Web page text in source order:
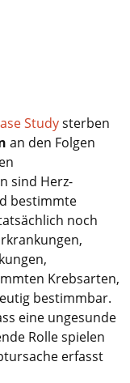
Studysterben
an den Folgen
sind Herz-
bestimmte
noch
Krebsarten,
bestimmbar.
eine ungesunde
Rolle spielen
erfasst